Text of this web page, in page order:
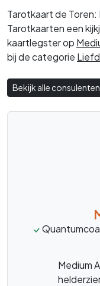
Tarotkaart de
Tarotkaarten een
kaartlegster op
bij de categorie
Bekijk alle consulenten
Medium